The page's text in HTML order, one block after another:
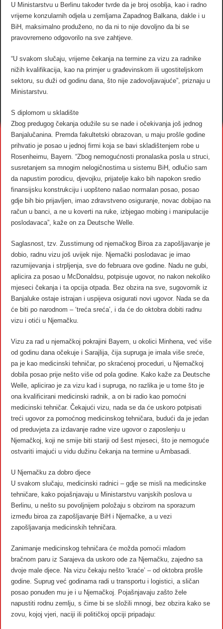
U Ministarstvu u Berlinu također tvrde da je broj osoblja, kao i radno
vrijeme konzularnih odjela u zemljama Zapadnog Balkana, dakle i u
BiH, maksimalno produženo, no da ni to nije dovoljno da bi se
pravovremeno odgovorilo na sve zahtjeve.
“U svakom slučaju, vrijeme čekanja na termine za vizu za radnike
nižih kvalifikacija, kao na primjer u građevinskom ili ugostiteljskom
sektoru, su duži od godinu dana, što nije zadovoljavajuće”, priznaju u
Ministarstvu.
S diplomom u skladište
Zbog predugog čekanja odužile su se nade i očekivanja još jednog
Banjalučanina. Premda fakultetski obrazovan, u maju prošle godine
prihvatio je posao u jednoj firmi koja se bavi skladištenjem robe u
Rosenheimu, Bayern. “Zbog nemogućnosti pronalaska posla u struci,
susretanjem sa mnogim nelogičnostima u sistemu BiH, odlučio sam
da napustim porodicu, djevojku, prijatelje kako bih napokon sredio
finansijsku konstrukciju i uopšteno našao normalan posao, posao
gdje bih bio prijavljen, imao zdravstveno osiguranje, novac dobijao na
račun u banci, a ne u koverti na ruke, izbjegao mobing i manipulacije
poslodavaca”, kaže on za Deutsche Welle.
Saglasnost, tzv. Zusstimung od njemačkog Biroa za zapošljavanje je
dobio, radnu vizu još uvijek nije. Njemački poslodavac je imao
razumijevanja i strpljenja, sve do februara ove godine. Nadu ne gubi,
aplicira za posao u McDonaldsu, potpisuje ugovor, no nakon nekoliko
mjeseci čekanja i ta opcija otpada. Bez obzira na sve, sugovornik iz
Banjaluke ostaje istrajan i uspijeva osigurati novi ugovor. Nada se da
će biti po narodnom – ‘treća sreća’, i da će do oktobra dobiti radnu
vizu i otići u Njemačku.
Vizu za rad u njemačkoj pokrajini Bayern, u okolici Minhena, već više
od godinu dana očekuje i Sarajlija, čija supruga je imala više sreće,
pa je kao medicinski tehničar, po skraćenoj proceduri, u Njemačkoj
dobila posao prije nešto više od pola godine. Kako kaže za Deutsche
Welle, aplicirao je za vizu kad i supruga, no razlika je u tome što je
ona kvalificirani medicinski radnik, a on bi radio kao pomoćni
medicinski tehničar. Čekajući vizu, nada se da će uskoro potpisati
treći ugovor za pomoćnog medicinskog tehničara, budući da je jedan
od preduvjeta za izdavanje radne vize ugovor o zaposlenju u
Njemačkoj, koji ne smije biti stariji od šest mjeseci, što je nemoguće
ostvariti imajući u vidu dužinu čekanja na termine u Ambasadi.
U Njemačku za dobro djece
U svakom slučaju, medicinski radnici – gdje se misli na medicinske
tehničare, kako pojašnjavaju u Ministarstvu vanjskih poslova u
Berlinu, u nešto su povoljnijem položaju s obzirom na sporazum
između biroa za zapošljavanje BiH i Njemačke, a u vezi
zapošljavanja medicinskih tehničara.
Zanimanje medicinskog tehničara će možda pomoći mladom
bračnom paru iz Sarajeva da uskoro ode za Njemačku, zajedno sa
dvoje male djece. Na vizu čekaju nešto ‘kraće’ – od oktobra prošle
godine. Suprug već godinama radi u transportu i logistici, a sličan
posao ponuđen mu je i u Njemačkoj. Pojašnjavaju zašto žele
napustiti rodnu zemlju, s čime bi se složili mnogi, bez obzira kako se
zovu, kojoj vjeri, naciji ili političkoj opciji pripadaju: